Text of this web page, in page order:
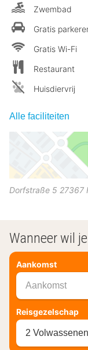
Zwembad
Gratis
Gratis Wi-Fi
Restaurant
Huisdiervrij
Alle faciliteiten
Dorfstraße 5 27367
Wanneer wil
Aankomst
Aankomst
Reisgezelschap
2